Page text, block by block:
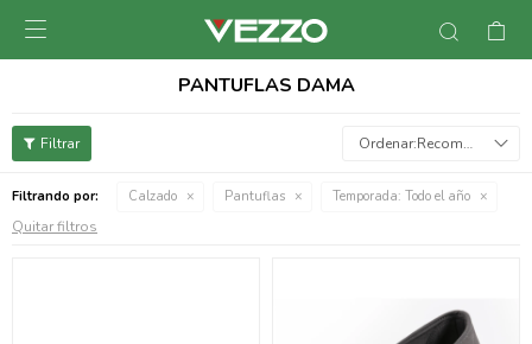

PANTUFLAS DAMA
Recomendados
Filtrando por: Calzado Pantuflas Temporada: Todo el año
Quitar filtros